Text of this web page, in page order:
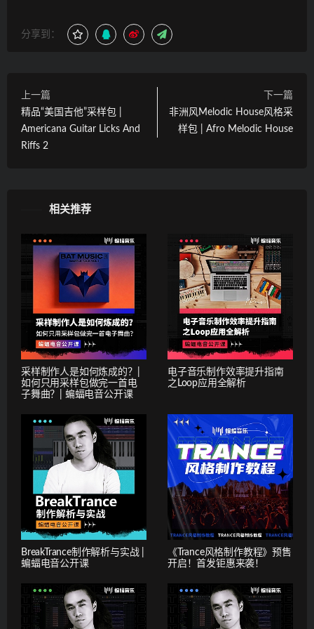
分享到：
上一篇
精品“美国吉他”采样包 |
Americana Guitar Licks And
Riffs 2
下一篇
非洲风Melodic House风格采
样包 | Afro Melodic House
相关推荐
采样制作人是如何炼成的？|
如何只用采样包做完一首电
子舞曲？| 蝙蝠电音公开课
电子音乐制作效率提升指南
之Loop应用全解析
BreakTrance制作解析与实战 |
蝙蝠电音公开课
《Trance风格制作教程》预售
开启！首发钜惠来袭！